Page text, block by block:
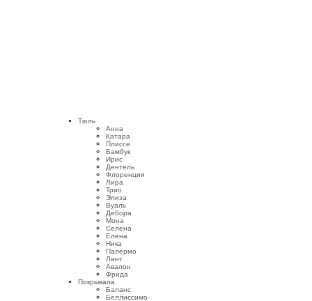
Тюль
Анна
Катара
Плиссе
Бамбук
Ирис
Дентель
Флоренция
Лира
Трио
Элиза
Вуаль
Дебора
Мона
Селена
Елена
Ника
Палермо
Линт
Авалон
Фрида
Покрывала
Баланс
Беллиссимо